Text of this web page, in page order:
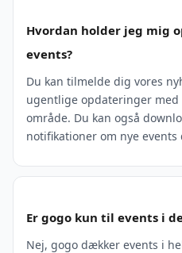
Hvordan holder jeg mig
events?
Du kan tilmelde dig vores
ugentlige opdateringer
område. Du kan også
notifikationer om nye
Er gogo kun til events i
Nej, gogo dækker events i